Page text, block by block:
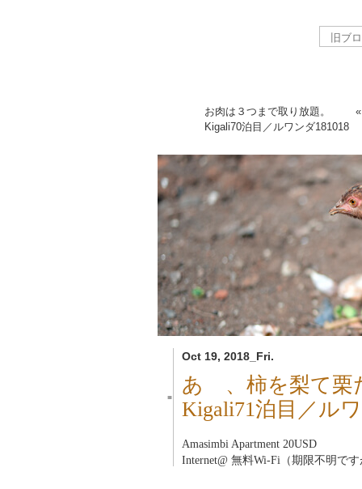
お肉は３つまで取り放題。
Kigali70泊目／ルワンダ181018
Oct 19, 2018_Fri.
■
あゝ、柿を梨て栗
Kigali71泊目／ル
Amasimbi Apartment 20USD
Internet@ 無料Wi-Fi（期限不明で